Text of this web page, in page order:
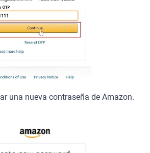
una nueva contraseña de Amazon.